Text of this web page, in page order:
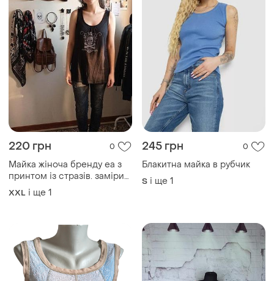
220 грн 0
Майка жіноча бренду ea з
принтом із стразів. заміри
:пог-52(62) см, довжина
виробу -81 см
XXL і ще 1
245 грн 0
Блакитна майка в рубчик
S і ще 1